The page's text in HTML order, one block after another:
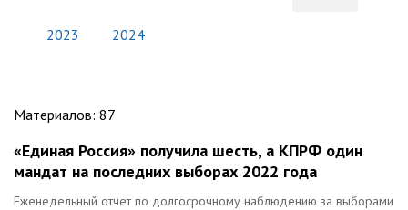
2023 2024
Материалов: 87
«Единая Россия» получила шесть, а КПРФ один
мандат на последних выборах 2022 года
Еженедельный отчет по долгосрочному наблюдению за выборами